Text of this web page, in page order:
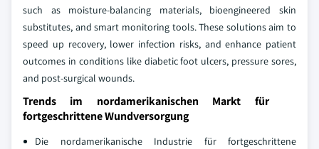
such as moisture-balancing materials, bioengineered skin
substitutes, and smart monitoring tools. These solutions aim to
speed up recovery, lower infection risks, and enhance patient
outcomes in conditions like diabetic foot ulcers, pressure sores,
and post-surgical wounds.
Trends im nordamerikanischen Markt für
fortgeschrittene Wundversorgung
Die nordamerikanische Industrie für fortgeschrittene